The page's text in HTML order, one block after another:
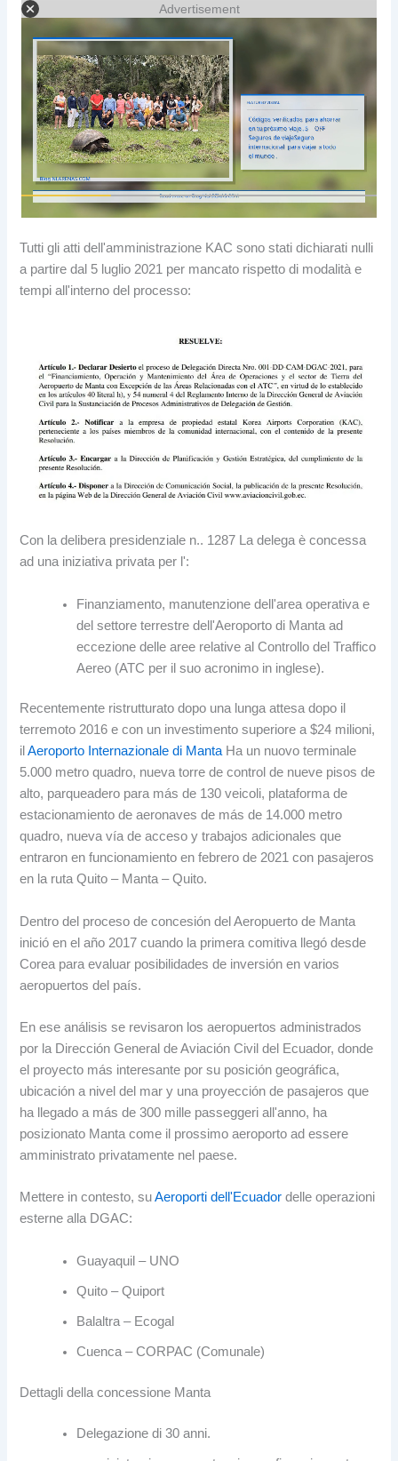
Advertisement
Tutti gli atti dell'amministrazione KAC sono stati dichiarati nulli
a partire dal 5 luglio 2021 per mancato rispetto di modalità e
tempi all'interno del processo:
Con la delibera presidenziale n.. 1287 La delega è concessa
ad una iniziativa privata per l':
Finanziamento, manutenzione dell'area operativa e
del settore terrestre dell'Aeroporto di Manta ad
eccezione delle aree relative al Controllo del Traffico
Aereo (ATC per il suo acronimo in inglese).
Recentemente ristrutturato dopo una lunga attesa dopo il
terremoto 2016 e con un investimento superiore a $24 milioni,
ilAeroporto Internazionale di MantaHa un nuovo terminale
5.000 metro quadro, nueva torre de control de nueve pisos de
alto, parqueadero para más de 130 veicoli, plataforma de
estacionamiento de aeronaves de más de 14.000 metro
quadro, nueva vía de acceso y trabajos adicionales que
entraron en funcionamiento en febrero de 2021con pasajeros
en la ruta Quito – Manta – Quito.
Dentro del proceso de concesión del Aeropuerto de Manta
inició en el año 2017cuando la primera comitiva llegó desde
Corea para evaluar posibilidades de inversión en varios
aeropuertos del país.
En ese análisis se revisaron los aeropuertos administrados
por la Dirección General de Aviación Civil del Ecuador,donde
el proyecto más interesante por su posición geográfica,
ubicación a nivel del mar y una proyección de pasajeros que
ha llegado a más de 300 mille passeggeri all'anno, ha
posizionato Manta come il prossimo aeroporto ad essere
amministrato privatamente nel paese.
Mettere in contesto, suAeroporti dell'Ecuador delle operazioni
esterne alla DGAC:
Guayaquil – UNO
Quito – Quiport
Balaltra – Ecogal
Cuenca – CORPAC (Comunale)
Dettagli della concessione Manta
Delegazione di 30 anni.